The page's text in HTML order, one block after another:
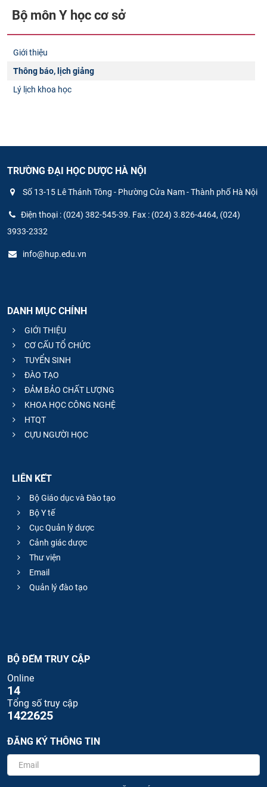
Bộ môn Y học cơ sở​
Giới thiệu
Thông báo, lịch giảng
Lý lịch khoa học
TRƯỜNG ĐẠI HỌC DƯỢC HÀ NỘI
Số 13-15 Lê Thánh Tông - Phường Cửa Nam - Thành phố Hà Nội
Điện thoại : (024) 382-545-39. Fax : (024) 3.826-4464, (024)
3933-2332
info@hup.edu.vn
DANH MỤC CHÍNH
GIỚI THIỆU
CƠ CẤU TỔ CHỨC
TUYỂN SINH
ĐÀO TẠO
ĐẢM BẢO CHẤT LƯỢNG
KHOA HỌC CÔNG NGHỆ
HTQT
CỰU NGƯỜI HỌC
LIÊN KẾT
Bộ Giáo dục và Đào tạo
Bộ Y tế
Cục Quản lý dược
Cảnh giác dược
Thư viện
Email
Quản lý đào tạo
BỘ ĐẾM TRUY CẬP
Online
14
Tổng số truy cập
1422625
ĐĂNG KÝ THÔNG TIN